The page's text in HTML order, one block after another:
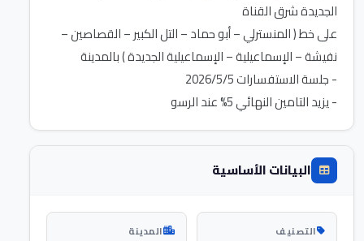
على خط ( المنسترلي – أبو حماد – التل الكبير – القصاصين –
- يزيد التامين النهائي 5% عند الرسو
البيانات الأساسية
التصنيف المدينة